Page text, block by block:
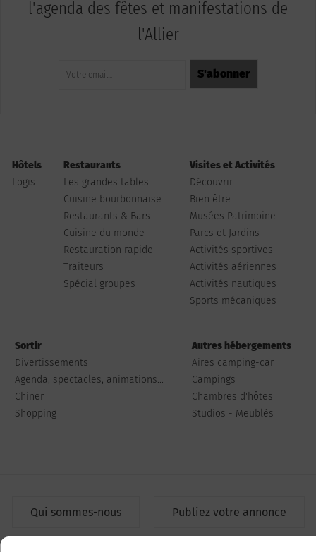
l'agenda des fêtes et manifestations de
l'Allier
Hôtels
Logis
Restaurants
Les grandes tables
Cuisine bourbonnaise
Restaurants & Bars
Cuisine du monde
Restauration rapide
Traiteurs
Spécial groupes
Visites et Activités
Découvrir
Bien être
Musées Patrimoine
Parcs et Jardins
Activités sportives
Activités aériennes
Activités nautiques
Sports mécaniques
Sortir
Divertissements
Agenda, spectacles, animations...
Chiner
Shopping
Autres hébergements
Aires camping-car
Campings
Chambres d'hôtes
Studios - Meublés
Qui sommes-nous Publiez votre annonce